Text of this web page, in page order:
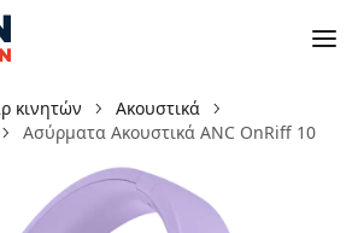
κινητών
Ακουστικά
Ασύρματα Ακουστικά ANC OnRiff 10